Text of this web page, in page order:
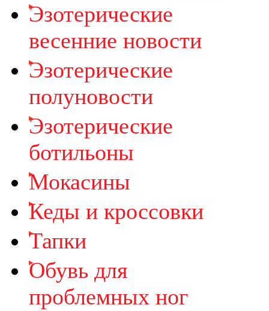
Эзотерические
весенние новости
Эзотерические
полуновости
Эзотерические
ботильоны
Мокасины
Кеды и кроссовки
Тапки
Обувь для
проблемных ног